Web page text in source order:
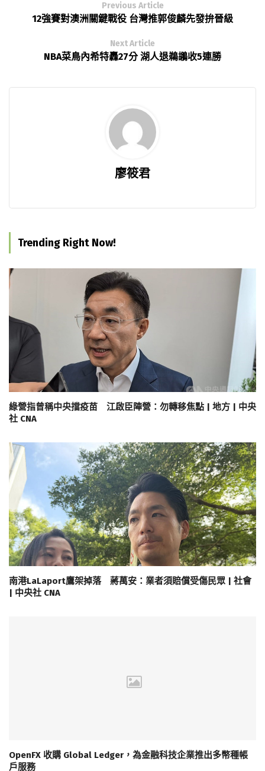
Previous Article
12強賽對澳洲關鍵戰役 台灣推郭俊麟先發拚晉級
Next Article
NBA菜鳥內希特轟27分 湖人退鵜鶘收5連勝
廖筱君
Trending Right Now!
綠營指曾稱中央擋疫苗 江啟臣陣營：勿轉移焦點 | 地方 | 中央
社 CNA
南港LaLaport鷹架掉落 蔣萬安：業者須賠償受傷民眾 | 社會
| 中央社 CNA
OpenFX 收購 Global Ledger，為金融科技企業推出多幣種帳
戶服務